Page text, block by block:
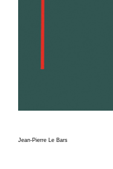
Jean-Pierre Le Bars